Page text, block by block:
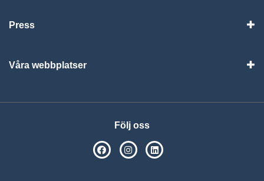
Press
Våra webbplatser
Följ oss
SPSM på Facebook
SPSM på Instagram